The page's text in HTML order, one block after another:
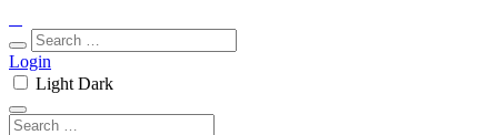
Login
Light Dark